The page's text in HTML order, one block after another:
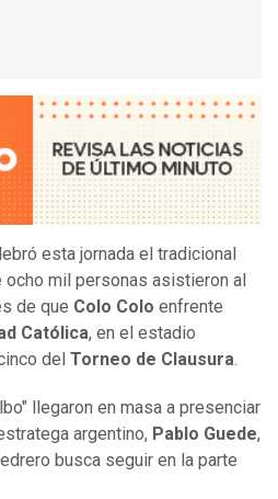
esta jornada el tradicional
ocho mil personas asistieron al
de que Colo Colo enfrente
Católica, en el estadio
del Torneo de Clausura.
llegaron en masa a presenciar
argentino, Pablo Guede,
busca seguir en la parte